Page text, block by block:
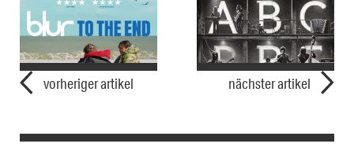
vorheriger artikel nächster artikel